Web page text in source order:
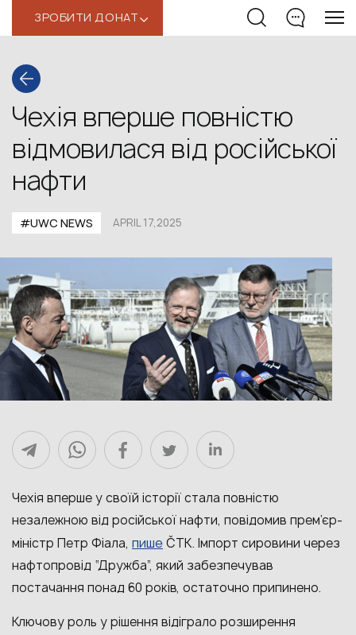
ЗРОБИТИ ДОНАТ‹
Чехія вперше повністю
відмовилася від російської
нафти
#UWС NEWS APRIL 17,2025
Чехія вперше у своїй історії стала повністю
незалежною від російської нафти, повідомив прем’єр-
міністр Петр Фіала, пишеČTK. Імпорт сировини через
нафтопровід “Дружба”, який забезпечував
постачання понад 60 років, остаточно припинено.
Ключову роль у рішення відіграло розширення